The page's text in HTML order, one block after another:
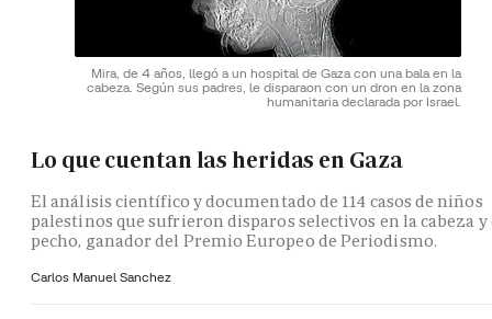
Mira, de 4 años, llegó a un hospital de Gaza con una bala en la
cabeza. Según sus padres, le disparaon con un dron en la zona
humanitaria declarada por Israel.
Lo que cuentan las heridas en Gaza
El análisis científico y documentado de 114 casos de niños
palestinos que sufrieron disparos selectivos en la cabeza y
pecho, ganador del Premio Europeo de Periodismo.
Carlos Manuel Sanchez